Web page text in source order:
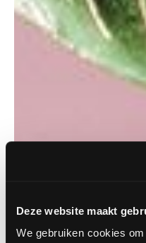
Deze website maakt
We gebruiken cookies